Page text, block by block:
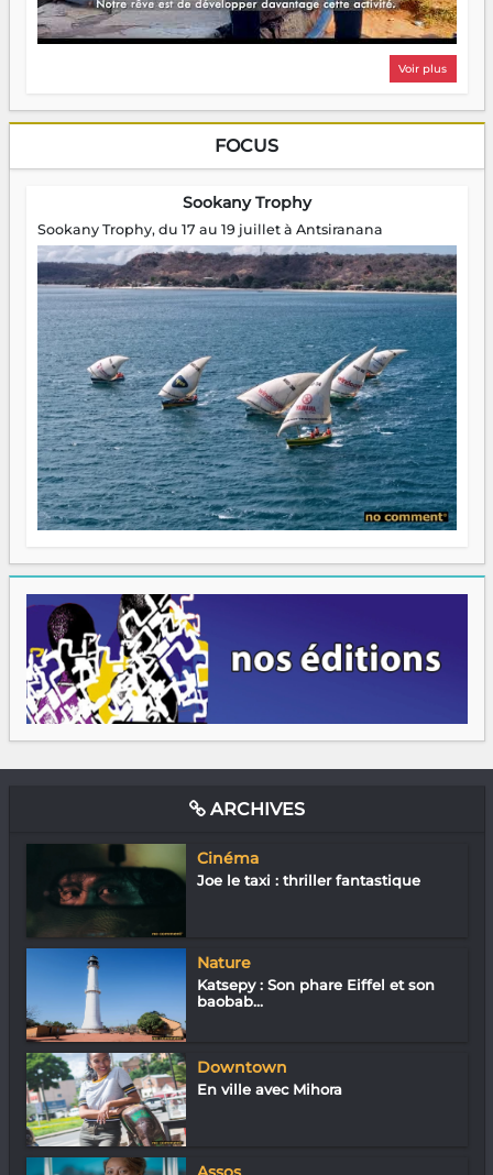
Voir plus
FOCUS
Sookany Trophy
Sookany Trophy, du 17 au 19 juillet à Antsiranana
ARCHIVES
Cinéma
Joe le taxi : thriller fantastique
Nature
Katsepy : Son phare Eiffel et son
baobab...
Downtown
En ville avec Mihora